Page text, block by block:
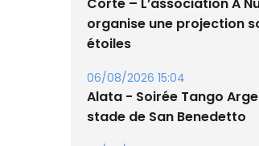
organise une projection
étoiles
06/08/2026 15:04
Alata - Soirée Tango
stade de San Benedetto